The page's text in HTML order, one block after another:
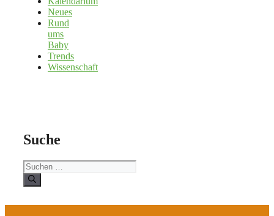
Neues
Rund
ums
Baby
Trends
Wissenschaft
Suche
Suchen
nach: